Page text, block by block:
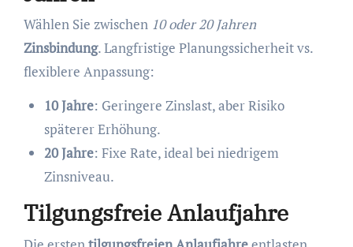
Wählen Sie zwischen 10 oder 20 Jahren
Zinsbindung. Langfristige Planungssicherheit vs.
flexiblere Anpassung:
10 Jahre: Geringere Zinslast, aber Risiko
späterer Erhöhung.
20 Jahre: Fixe Rate, ideal bei niedrigem
Zinsniveau.
Tilgungsfreie Anlaufjahre